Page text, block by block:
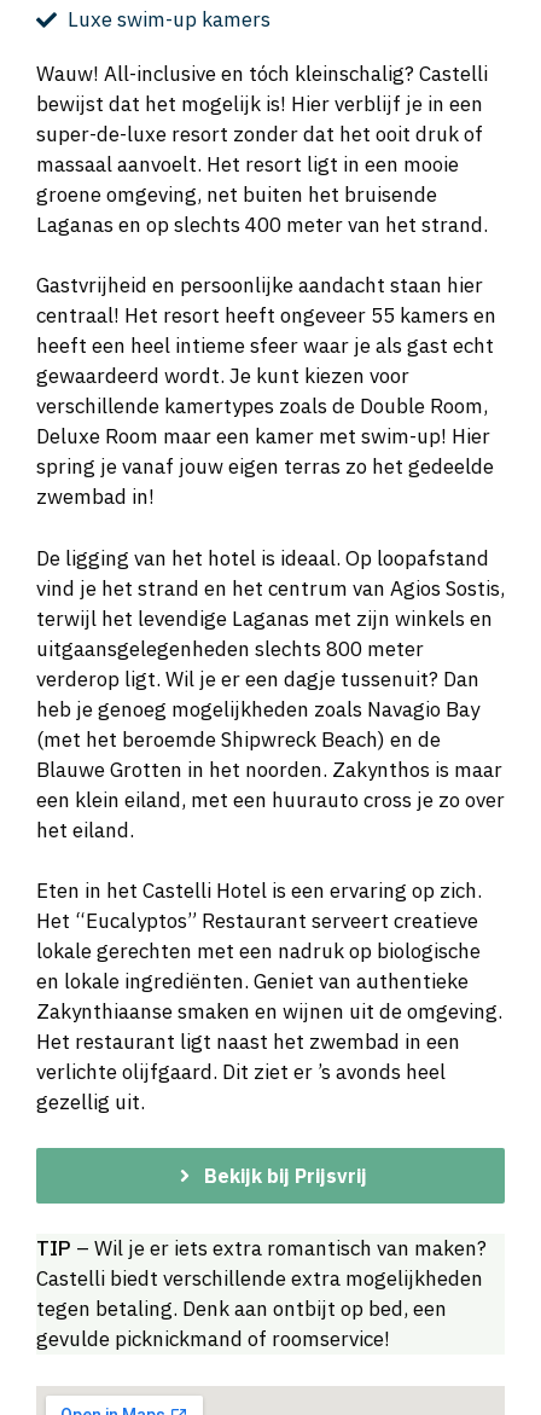
Luxe swim-up kamers
Wauw! All-inclusive en tóch kleinschalig? Castelli
bewijst dat het mogelijk is! Hier verblijf je in een
super-de-luxe resort zonder dat het ooit druk of
massaal aanvoelt. Het resort ligt in een mooie
groene omgeving, net buiten het bruisende
Laganas en op slechts 400 meter van het strand.
Gastvrijheid en persoonlijke aandacht staan hier
centraal! Het resort heeft ongeveer 55 kamers en
heeft een heel intieme sfeer waar je als gast echt
gewaardeerd wordt. Je kunt kiezen voor
verschillende kamertypes zoals de Double Room,
Deluxe Room maar een kamer met swim-up! Hier
spring je vanaf jouw eigen terras zo het gedeelde
zwembad in!
De ligging van het hotel is ideaal. Op loopafstand
vind je het strand en het centrum van Agios Sostis,
terwijl het levendige Laganas met zijn winkels en
uitgaansgelegenheden slechts 800 meter
verderop ligt. Wil je er een dagje tussenuit? Dan
heb je genoeg mogelijkheden zoals Navagio Bay
(met het beroemde Shipwreck Beach) en de
Blauwe Grotten in het noorden. Zakynthos is maar
een klein eiland, met een huurauto cross je zo over
het eiland.
Eten in het Castelli Hotel is een ervaring op zich.
Het “Eucalyptos” Restaurant serveert creatieve
lokale gerechten met een nadruk op biologische
en lokale ingrediënten. Geniet van authentieke
Zakynthiaanse smaken en wijnen uit de omgeving.
Het restaurant ligt naast het zwembad in een
verlichte olijfgaard. Dit ziet er ’s avonds heel
gezellig uit.
Bekijk bij Prijsvrij
TIP – Wil je er iets extra romantisch van maken?
Castelli biedt verschillende extra mogelijkheden
tegen betaling. Denk aan ontbijt op bed, een
gevulde picknickmand of roomservice!